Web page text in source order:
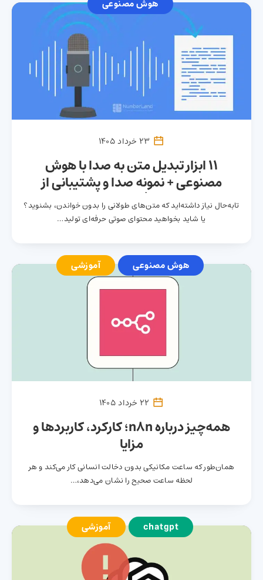
هوش مصنوعی
۱۱ ابزار تبدیل متن به صدا با هوش
مصنوعی + نمونه صدا و پشتیبانی از
فارسی
تابه‌حال نیاز داشته‌اید که متن‌های طولانی را بدون خواندن، بشنوید؟
یا شاید بخواهید محتوای صوتی حرفه‌ای تولید…
هوش مصنوعی آموزشی
همه‌چیز درباره n8n؛ کارکرد، کاربردها و
مزایا
همان‌طور که ساعت مکانیکی بدون دخالت انسانی کار می‌کند و هر
لحظه ساعت صحیح را نشان می‌دهد،…
chatgpt آموزشی